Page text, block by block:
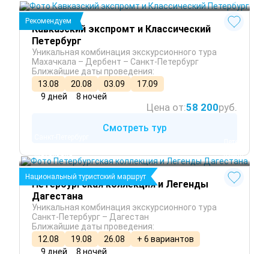
Рекомендуем
Кавказский экспромт и Классический
Петербург
Уникальная комбинация экскурсионного тура
Махачкала – Дербент – Санкт-Петербург
Ближайшие даты проведения:
13.08
20.08 03.09
17.09
9 дней
8 ночей
Цена от:58 200руб.
Смотреть тур
Махачкала
Национальный туристский маршрут
Весна
Петербургская коллекция и Легенды
Дагестана
Уникальная комбинация экскурсионного тура
Санкт-Петербург – Дагестан
Ближайшие даты проведения:
12.08
19.08 26.08
+ 6 вариантов
9 дней
8 ночей